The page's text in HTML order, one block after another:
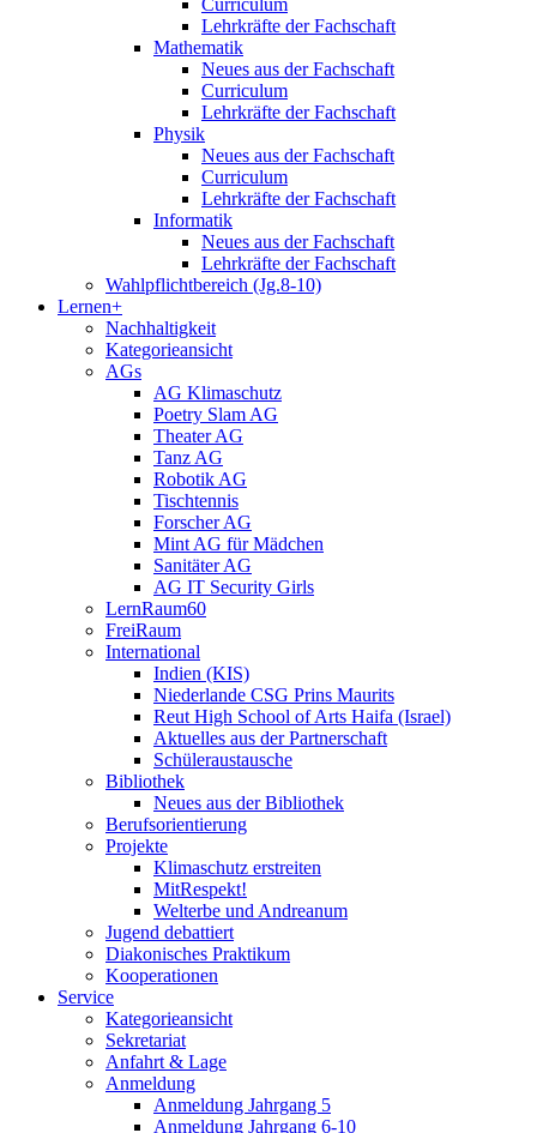
Curriculum
Lehrkräfte der Fachschaft
Mathematik
Neues aus der Fachschaft
Curriculum
Lehrkräfte der Fachschaft
Physik
Neues aus der Fachschaft
Curriculum
Lehrkräfte der Fachschaft
Informatik
Neues aus der Fachschaft
Lehrkräfte der Fachschaft
Wahlpflichtbereich (Jg.8-10)
Lernen+
Nachhaltigkeit
Kategorieansicht
AGs
AG Klimaschutz
Poetry Slam AG
Theater AG
Tanz AG
Robotik AG
Tischtennis
Forscher AG
Mint AG für Mädchen
Sanitäter AG
AG IT Security Girls
LernRaum60
FreiRaum
International
Indien (KIS)
Niederlande CSG Prins Maurits
Reut High School of Arts Haifa (Israel)
Aktuelles aus der Partnerschaft
Schüleraustausche
Bibliothek
Neues aus der Bibliothek
Berufsorientierung
Projekte
Klimaschutz erstreiten
MitRespekt!
Welterbe und Andreanum
Jugend debattiert
Diakonisches Praktikum
Kooperationen
Service
Kategorieansicht
Sekretariat
Anfahrt & Lage
Anmeldung
Anmeldung Jahrgang 5
Anmeldung Jahrgang 6-10